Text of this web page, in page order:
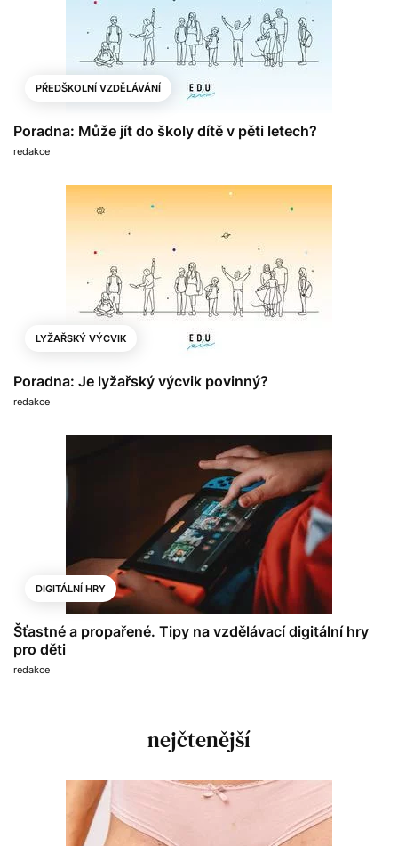
PŘEDŠKOLNÍ VZDĚLÁVÁNÍ
Poradna: Může jít do školy dítě v pěti letech?
redakce
LYŽAŘSKÝ VÝCVIK
Poradna: Je lyžařský výcvik povinný?
redakce
DIGITÁLNÍ HRY
Šťastné a propařené. Tipy na vzdělávací digitální hry
pro děti
redakce
nejčtenější